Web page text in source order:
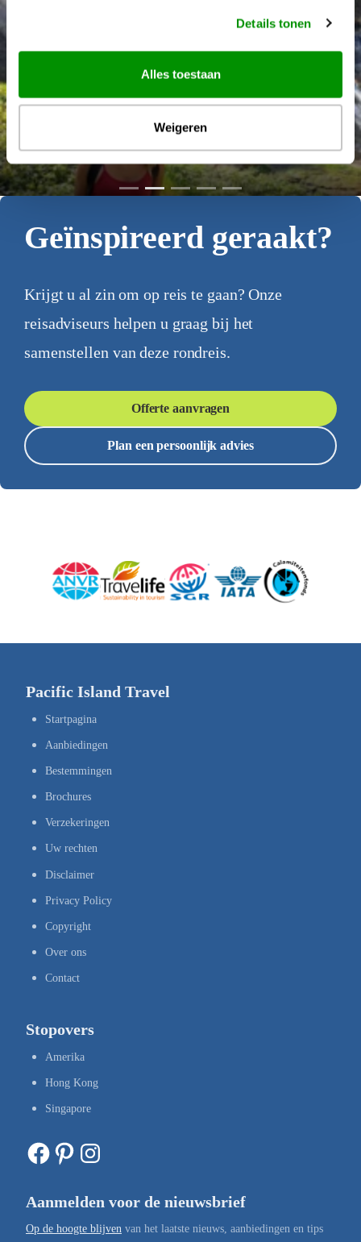
Details tonen
Alles toestaan
Weigeren
Geïnspireerd geraakt?
Krijgt u al zin om op reis te gaan? Onze
reisadviseurs helpen u graag bij het
samenstellen van deze rondreis.
Offerte aanvragen
Plan een persoonlijk advies
Pacific Island Travel
Startpagina
Aanbiedingen
Bestemmingen
Brochures
Verzekeringen
Uw rechten
Disclaimer
Privacy Policy
Copyright
Over ons
Contact
Stopovers
Amerika
Hong Kong
Singapore
Facebook Pinterest Instagram
Aanmelden voor de nieuwsbrief
Op de hoogte blijven van het laatste nieuws, aanbiedingen en tips